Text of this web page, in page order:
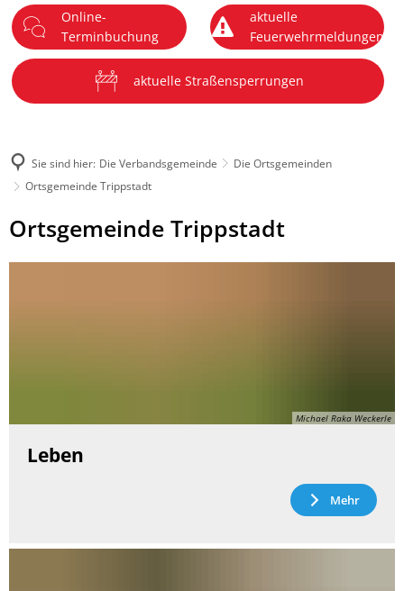
Menü
Online-
Terminbuchung
aktuelle
Feuerwehrmeldungen
aktuelle Straßensperrungen
Sie sind hier: Die Verbandsgemeinde
Die Ortsgemeinden
Ortsgemeinde Trippstadt
Ortsgemeinde
Trippstadt
Ortsgemeinde Trippstadt
Michael Raka Weckerle
Leben
Mehr